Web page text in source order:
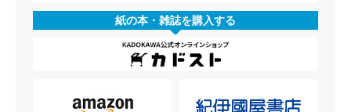
紙の本・雑誌を購入する